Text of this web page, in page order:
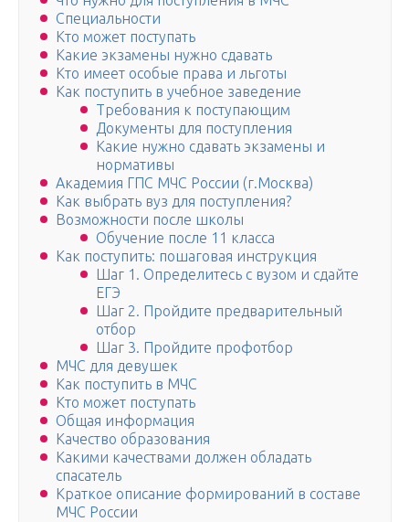
Специальности
Кто может поступать
Какие экзамены нужно сдавать
Кто имеет особые права и льготы
Как поступить в учебное заведение
Требования к поступающим
Документы для поступления
Какие нужно сдавать экзамены и
нормативы
Академия ГПС МЧС России (г.Москва)
Как выбрать вуз для поступления?
Возможности после школы
Обучение после 11 класса
Как поступить: пошаговая инструкция
Шаг 1. Определитесь с вузом и сдайте
ЕГЭ
Шаг 2. Пройдите предварительный
отбор
Шаг 3. Пройдите профотбор
МЧС для девушек
Как поступить в МЧС
Кто может поступать
Общая информация
Качество образования
Какими качествами должен обладать
спасатель
Краткое описание формирований в составе
МЧС России